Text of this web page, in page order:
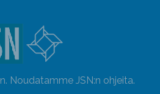
Noudatamme JSN:n ohjeita.